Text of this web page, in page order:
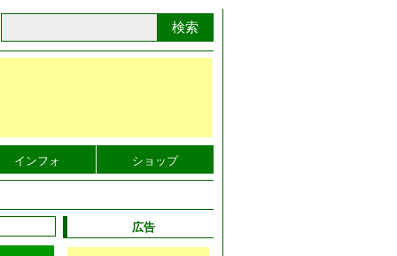
検索
インフォ ショップ
広告